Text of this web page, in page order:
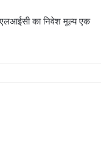
का निवेश मूल्य एक